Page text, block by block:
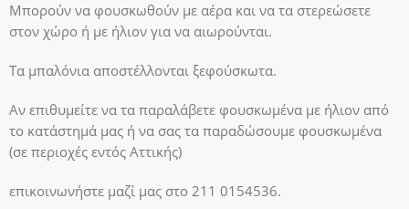
Μπορούν να φουσκωθούν με αέρα και να τα στερεώσετε
στον χώρο ή με ήλιον για να αιωρούνται.
Τα μπαλόνια αποστέλλονται ξεφούσκωτα.
Αν επιθυμείτε να τα παραλάβετε φουσκωμένα με ήλιον από
το κατάστημά μας ή να σας τα παραδώσουμε φουσκωμένα
(σε περιοχές εντός Αττικής)
επικοινωνήστε μαζί μας στο 211 0154536.